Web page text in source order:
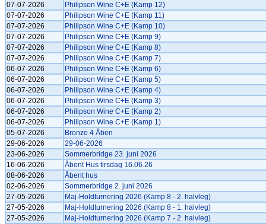
07-07-2026
Philipson Wine C+E (Kamp 12)
07-07-2026
Philipson Wine C+E (Kamp 11)
07-07-2026
Philipson Wine C+E (Kamp 10)
07-07-2026
Philipson Wine C+E (Kamp 9)
07-07-2026
Philipson Wine C+E (Kamp 8)
07-07-2026
Philipson Wine C+E (Kamp 7)
06-07-2026
Philipson Wine C+E (Kamp 6)
06-07-2026
Philipson Wine C+E (Kamp 5)
06-07-2026
Philipson Wine C+E (Kamp 4)
06-07-2026
Philipson Wine C+E (Kamp 3)
06-07-2026
Philipson Wine C+E (Kamp 2)
06-07-2026
Philipson Wine C+E (Kamp 1)
05-07-2026
Bronze 4 Åben
29-06-2026
29-06-2026
23-06-2026
Sommerbridge 23. juni 2026
16-06-2026
Åbent Hus tirsdag 16.06.26
08-06-2026
Åbent hus
02-06-2026
Sommerbridge 2. juni 2026
27-05-2026
Maj-Holdturnering 2026 (Kamp 8 - 2. halvleg)
27-05-2026
Maj-Holdturnering 2026 (Kamp 8 - 1. halvleg)
27-05-2026
Maj-Holdturnering 2026 (Kamp 7 - 2. halvleg)